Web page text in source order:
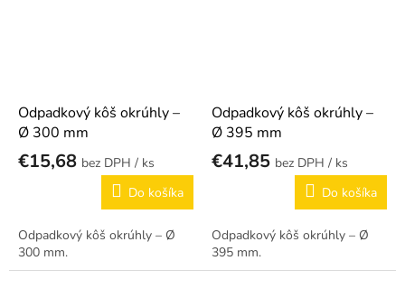
Odpadkový kôš okrúhly –
Ø 300 mm
€15,68
/ ks
Do košíka
Odpadkový kôš okrúhly – Ø
300 mm.
Odpadkový kôš okrúhly –
Ø 395 mm
€41,85
/ ks
Do košíka
Odpadkový kôš okrúhly – Ø
395 mm.